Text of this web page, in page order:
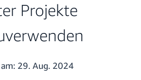
Projekte
29. Aug. 2024